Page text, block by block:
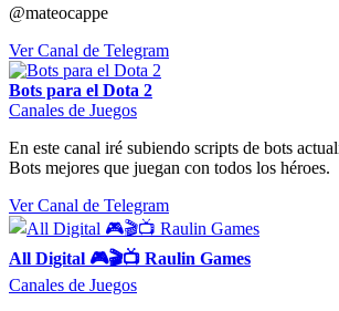
@mateocappe
Ver Canal de Telegram
Bots para el Dota 2
Canales de Juegos
En este canal iré subiendo scripts de bots
Bots mejores que juegan con todos los héroes.
Ver Canal de Telegram
All Digital 🎮🎬📺 Raulin Games
Canales de Juegos